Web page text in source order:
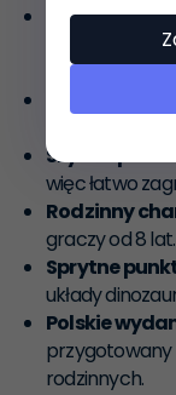
Proste
dalej i umieść
kostki.
Dwie
Szybka
więc łatwo
Rodzinny
graczy od 8 lat.
Sprytne
układy
Polskie
przygotowany
rodzinnych.